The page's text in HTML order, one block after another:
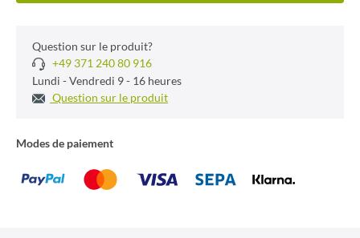
Question sur le produit?
+49 371 240 80 916
Lundi - Vendredi 9 - 16 heures
Question sur le produit
Modes de paiement